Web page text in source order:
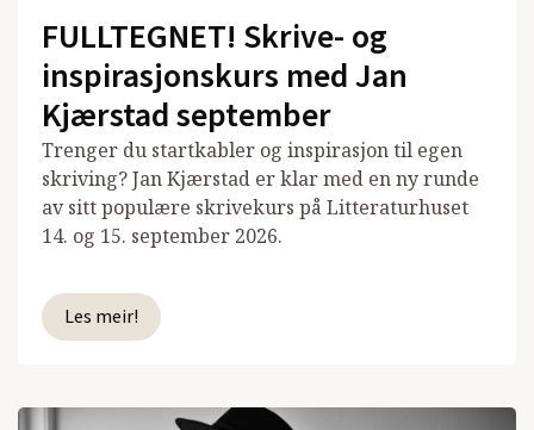
FULLTEGNET! Skrive- og
inspirasjonskurs med Jan
Kjærstad september
Trenger du startkabler og inspirasjon til egen
skriving? Jan Kjærstad er klar med en ny runde
av sitt populære skrivekurs på Litteraturhuset
14. og 15. september 2026.
Les meir!